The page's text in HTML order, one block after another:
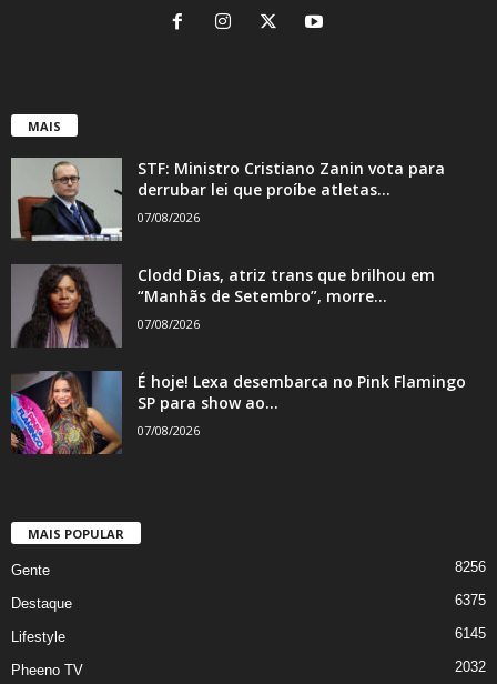
MAIS
STF: Ministro Cristiano Zanin vota para
derrubar lei que proíbe atletas...
07/08/2026
Clodd Dias, atriz trans que brilhou em
“Manhãs de Setembro”, morre...
07/08/2026
É hoje! Lexa desembarca no Pink Flamingo
SP para show ao...
07/08/2026
MAIS POPULAR
Gente 8256
Destaque 6375
Lifestyle 6145
Pheeno TV 2032